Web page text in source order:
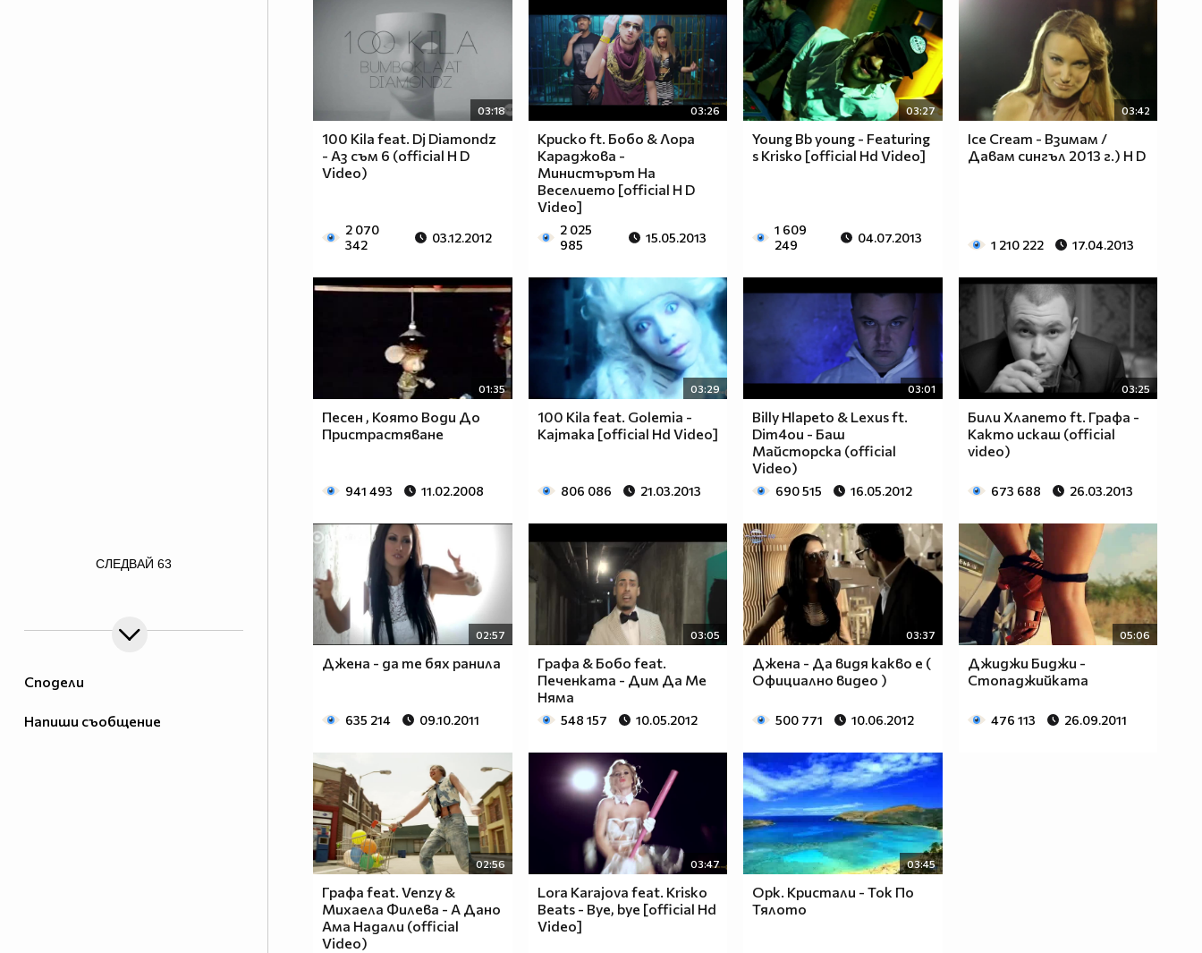
Сподели
Напиши съобщение
СЛЕДВАЙ 63
03:18
100 Kila feat. Dj Diamondz
- Аз съм 6 (official H D
Video)
2 070
342
03.12.2012
03:26
Криско ft. Бобо & Лора
Караджова -
Министърът На
Веселието [official H D
Video]
2 025
985
15.05.2013
03:27
Young Bb young - Featuring
s Krisko [official Hd Video]
1 609
249
04.07.2013
03:42
Ice Cream - Взимам /
Давам сингъл 2013 г.) H D
1 210 222 17.04.2013
01:35
Песен , Която Води До
Пристрастяване
941 493 11.02.2008
03:29
100 Kila feat. Golemia -
Kajmaka [official Hd Video]
806 086 21.03.2013
03:01
Billy Hlapeto & Lexus ft.
Dim4ou - Баш
Майсторска (official
Video)
690 515 16.05.2012
03:25
Били Хлапето ft. Графа -
Както искаш (official
video)
673 688 26.03.2013
02:57
Джена - да те бях ранила
635 214 09.10.2011
03:05
Графа & Бобо feat.
Печенката - Дим Да Ме
Няма
548 157 10.05.2012
03:37
Джена - Да видя какво е (
Официално видео )
500 771 10.06.2012
05:06
Джиджи Биджи -
Стопаджийката
476 113 26.09.2011
02:56
Графа feat. Venzy &
Михаела Филева - А Дано
Ама Надали (official
Video)
03:47
Lora Karajova feat. Krisko
Beats - Bye, bye [official Hd
Video]
03:45
Орк. Кристали - Ток По
Тялото